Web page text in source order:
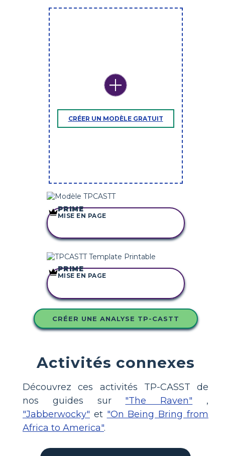
CRÉER UN MODÈLE GRATUIT
COPIER CE
PRIME
MISE EN PAGE
COPIER CE
PRIME
MISE EN PAGE
CRÉER UNE ANALYSE TP-CASTT
Activités connexes
Découvrez ces activités TP-CASST de
nos guides sur "The Raven" ,
"Jabberwocky" et "On Being Bring from
Africa to America".